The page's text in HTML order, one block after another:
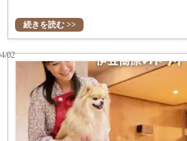
続きを読む >>
02